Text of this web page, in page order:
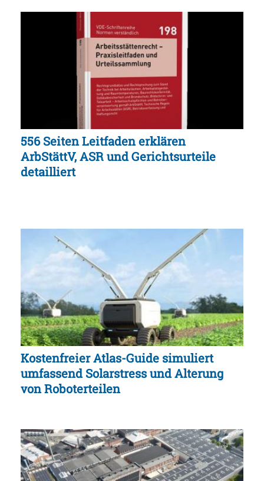
556 Seiten Leitfaden erklären
ArbStättV, ASR und Gerichtsurteile
detailliert
Kostenfreier Atlas-Guide simuliert
umfassend Solarstress und Alterung
von Roboterteilen